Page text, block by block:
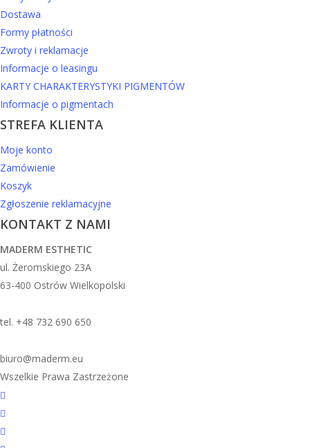
Dostawa
Formy płatności
Zwroty i reklamacje
Informacje o leasingu
KARTY CHARAKTERYSTYKI PIGMENTÓW
Informacje o pigmentach
STREFA KLIENTA
Moje konto
Zamówienie
Koszyk
Zgłoszenie reklamacyjne
KONTAKT Z NAMI
MADERM ESTHETIC
ul. Żeromskiego 23A
63-400 Ostrów Wielkopolski
tel. +48 732 690 650
biuro@maderm.eu
Wszelkie Prawa Zastrzeżone
twitter
facebook
youtube